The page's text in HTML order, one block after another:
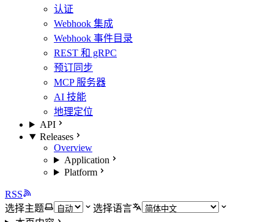
认证
Webhook 集成
Webhook 事件目录
REST 和 gRPC
预订同步
MCP 服务器
AI 技能
地理定位
API
Releases
Overview
Application
Platform
RSS
选择主题
选择语言